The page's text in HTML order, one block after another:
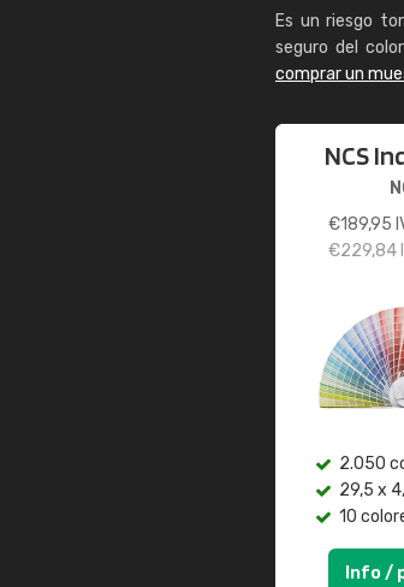
Es un riesgo
seguro del
comprar un
NCS
€189,95
€229,84
2.050
29,5 x
10
Info /